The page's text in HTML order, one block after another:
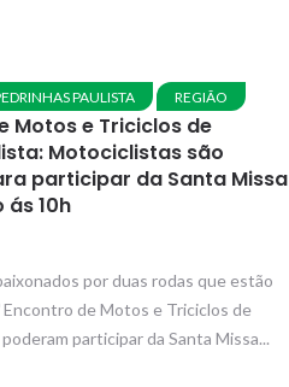
PAULISTA REGIÃO
Motos e Triciclos de
Motociclistas são
participar da Santa Missa
10h
por duas rodas que estão
Encontro de Motos e Triciclos de
participar da Santa Missa...